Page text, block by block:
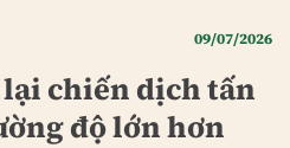
09/07/2026
chiến dịch tấn
độ lớn hơn